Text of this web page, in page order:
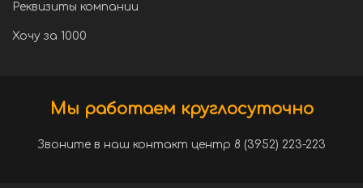
Реквизиты компании
Хочу за 1000
Мы работаем круглосуточно
Звоните в наш контакт центр 8 (3952) 223-223